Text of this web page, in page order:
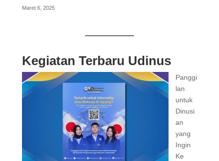
Maret 6, 2025
Kegiatan Terbaru Udinus
Panggi
lan
untuk
Dinusi
an
yang
Ingin
Ke